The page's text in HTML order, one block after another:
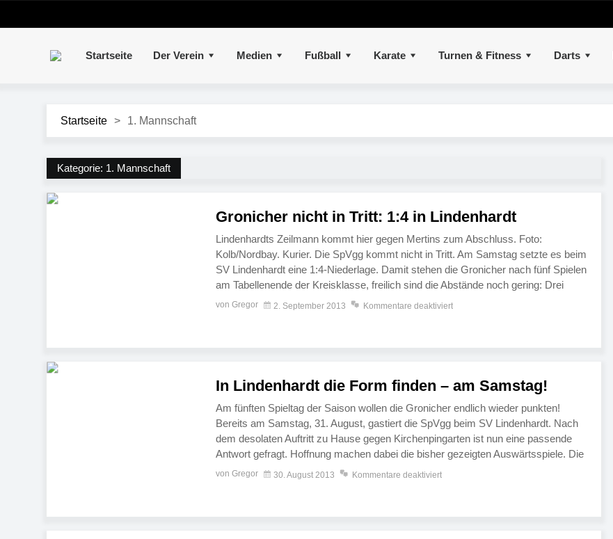
Startseite Der Verein Medien Fußball Karate Turnen & Fitness Darts
Startseite > 1. Mannschaft
Kategorie: 1. Mannschaft
Gronicher nicht in Tritt: 1:4 in Lindenhardt
Lindenhardts Zeilmann kommt hier gegen Mertins zum Abschluss. Foto:
Kolb/Nordbay. Kurier. Die SpVgg kommt nicht in Tritt. Am Samstag setzte es beim
SV Lindenhardt eine 1:4-Niederlage. Damit stehen die Gronicher nach fünf Spielen
am Tabellenende der Kreisklasse, freilich sind die Abstände noch gering: Drei
Zähler trennen den Traditionsverein von Rang zehn. Die Reserve musste in […]
von Gregor 2. September 2013 Kommentare deaktiviert
In Lindenhardt die Form finden – am Samstag!
Am fünften Spieltag der Saison wollen die Gronicher endlich wieder punkten!
Bereits am Samstag, 31. August, gastiert die SpVgg beim SV Lindenhardt. Nach
dem desolaten Auftritt zu Hause gegen Kirchenpingarten ist nun eine passende
Antwort gefragt. Hoffnung machen dabei die bisher gezeigten Auswärtsspiele. Die
Reserve hat am Sonntag, ebenfalls auswärts, mit dem SC Altenplos II […]
von Gregor 30. August 2013 Kommentare deaktiviert